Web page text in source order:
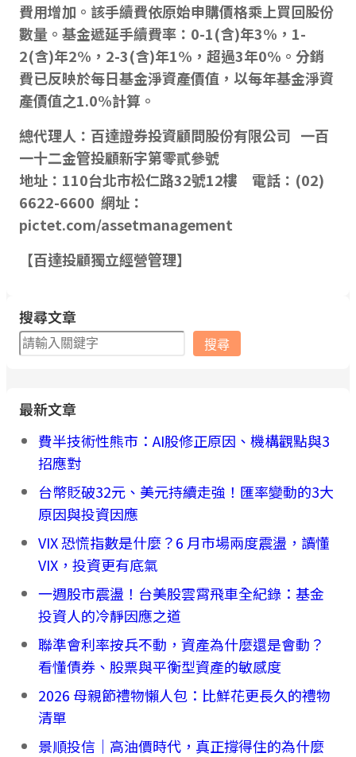
費用增加。該手續費依原始申購價格乘上買回股份
數量。基金遞延手續費率：0-1(含)年3%，1-
2(含)年2%，2-3(含)年1%，超過3年0%。分銷
費已反映於每日基金淨資產價值，以每年基金淨資
產價值之1.0%計算。
總代理人：百達證券投資顧問股份有限公司 一百
一十二金管投顧新字第零貳參號
地址：110台北市松仁路32號12樓 電話：(02)
6622-6600 網址：
pictet.com/assetmanagement
【百達投顧獨立經營管理】
搜尋文章
搜
尋
搜尋
最新文章
費半技術性熊市：AI股修正原因、機構觀點與3
招應對
台幣貶破32元、美元持續走強！匯率變動的3大
原因與投資因應
VIX 恐慌指數是什麼？6 月市場兩度震盪，讀懂
VIX，投資更有底氣
一週股市震盪！台美股雲霄飛車全紀錄：基金
投資人的冷靜因應之道
聯準會利率按兵不動，資產為什麼還是會動？
看懂債券、股票與平衡型資產的敏感度
2026 母親節禮物懶人包：比鮮花更長久的禮物
清單
景順投信｜高油價時代，真正撐得住的為什麼